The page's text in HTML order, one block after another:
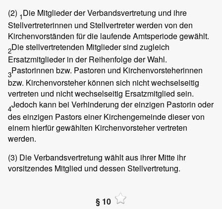
(2) 1Die Mitglieder der Verbandsvertretung und ihre
Stellvertreterinnen und Stellvertreter werden von den
Kirchenvorständen für die laufende Amtsperiode gewählt.
2Die stellvertretenden Mitglieder sind zugleich
Ersatzmitglieder in der Reihenfolge der Wahl.
3Pastorinnen bzw. Pastoren und Kirchenvorsteherinnen
bzw. Kirchenvorsteher können sich nicht wechselseitig
vertreten und nicht wechselseitig Ersatzmitglied sein.
4Jedoch kann bei Verhinderung der einzigen Pastorin oder
des einzigen Pastors einer Kirchengemeinde dieser von
einem hierfür gewählten Kirchenvorsteher vertreten
werden.
(3) Die Verbandsvertretung wählt aus ihrer Mitte ihr
vorsitzendes Mitglied und dessen Stellvertretung.
§ 10